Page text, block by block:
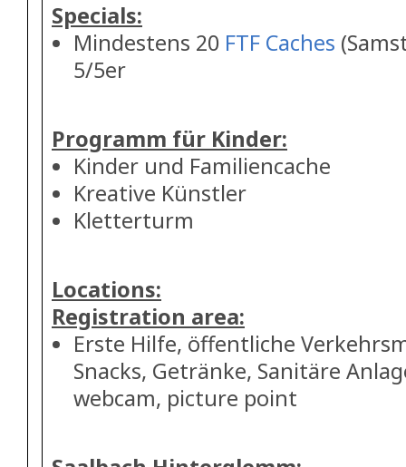
Specials:
Mindestens 20 FTF Caches
5/5er
Programm für Kinder:
Kinder und Familiencache
Kreative Künstler
Kletterturm
Locations:
Registration area:
Erste Hilfe, öffentliche
Snacks, Getränke, Sanitäre
webcam, picture point